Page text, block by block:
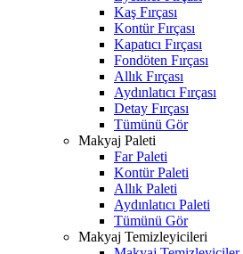
Kaş Fırçası
Kontür Fırçası
Kapatıcı Fırçası
Fondöten Fırçası
Allık Fırçası
Aydınlatıcı Fırçası
Detay Fırçası
Tümünü Gör
Makyaj Paleti
Far Paleti
Kontür Paleti
Allık Paleti
Aydınlatıcı Paleti
Tümünü Gör
Makyaj Temizleyicileri